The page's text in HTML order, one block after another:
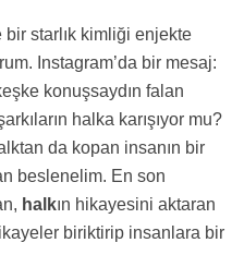
bir starlık kimliği enjekte
Instagram’da bir mesaj:
konuşsaydın falan
halka karışıyor mu?
da kopan insanın bir
beslenelim. En son
halkın hikayesini aktaran
biriktirip insanlara bir